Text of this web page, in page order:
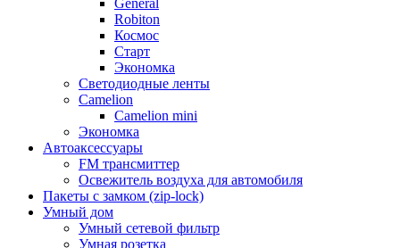
General
Robiton
Космос
Старт
Экономка
Светодиодные ленты
Camelion
Camelion mini
Экономка
Автоаксессуары
FM трансмиттер
Освежитель воздуха для автомобиля
Пакеты с замком (zip-lock)
Умный дом
Умный сетевой фильтр
Умная розетка